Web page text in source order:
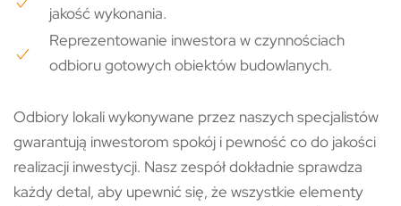
jakość wykonania.
Reprezentowanie inwestora w czynnościach
odbioru gotowych obiektów budowlanych.
Odbiory lokali wykonywane przez naszych specjalistów
gwarantują inwestorom spokój i pewność co do jakości
realizacji inwestycji. Nasz zespół dokładnie sprawdza
każdy detal, aby upewnić się, że wszystkie elementy